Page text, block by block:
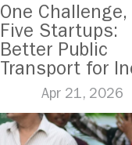
One Challenge,
Five Startups:
Better Public
Transport for
Apr 21, 2026